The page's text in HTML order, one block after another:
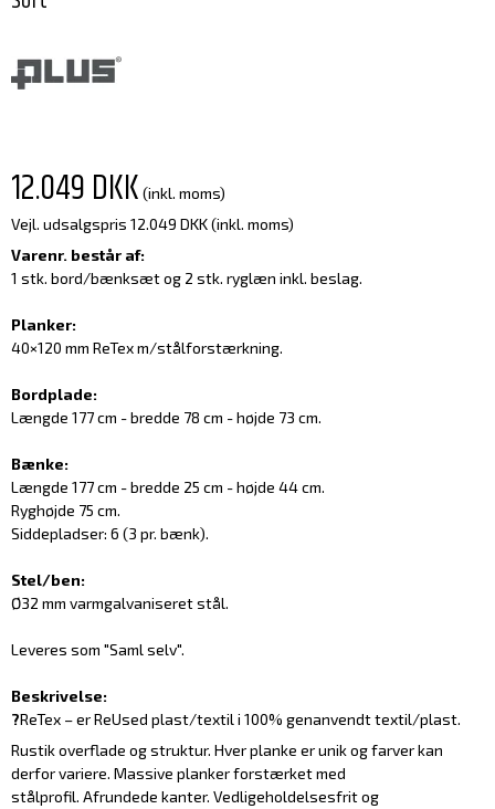
12.049 DKK (inkl. moms)
Vejl. udsalgspris 12.049 DKK(inkl. moms)
Varenr. består af:
1 stk. bord/bænksæt og 2 stk. ryglæn inkl. beslag.
Planker:
40×120 mm ReTex m/stålforstærkning.
Bordplade:
Længde 177 cm - bredde 78 cm - højde 73 cm.
Bænke:
Længde 177 cm - bredde 25 cm - højde 44 cm.
Ryghøjde 75 cm.
Siddepladser: 6 (3 pr. bænk).
Stel/ben:
Ø32 mm varmgalvaniseret stål.
Leveres som "Saml selv".
Beskrivelse:
?ReTex – er ReUsed plast/textil i 100% genanvendt textil/plast.
Rustik overflade og struktur. Hver planke er unik og farver kan
derfor variere. Massive planker forstærket med
stålprofil. Afrundede kanter. Vedligeholdelsesfrit og